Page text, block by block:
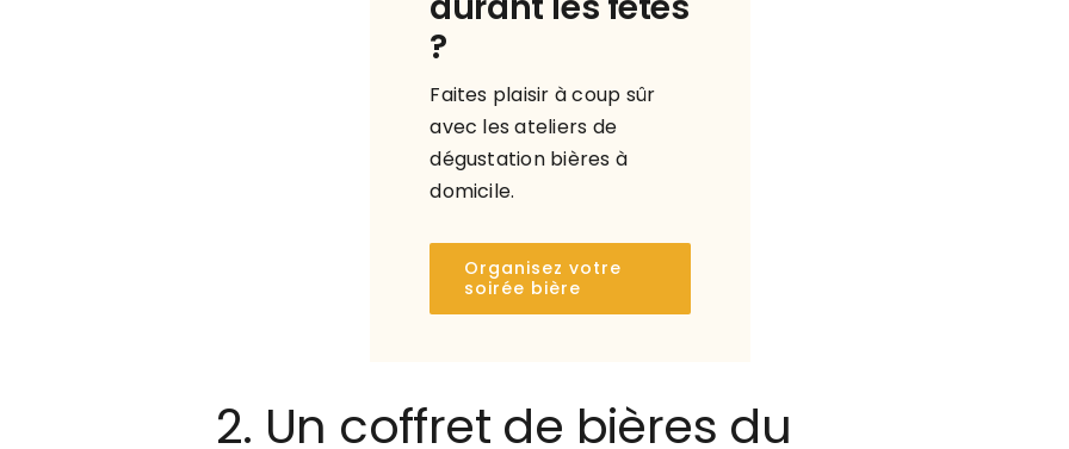
?
Faites plaisir à coup sûr
avec les ateliers de
dégustation bières à
domicile.
Organisez votre
soirée bière
2. Un coffret de bières du